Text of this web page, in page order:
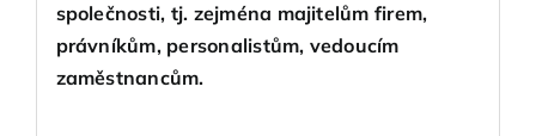
společnosti, tj. zejména majitelům firem,
právníkům, personalistům, vedoucím
zaměstnancům.